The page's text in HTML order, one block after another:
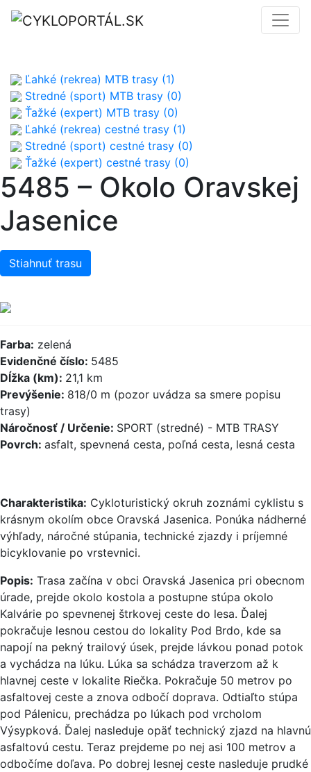
Ľahké (rekrea) MTB trasy (1)
Stredné (sport) MTB trasy (0)
Ťažké (expert) MTB trasy (0)
Ľahké (rekrea) cestné trasy (1)
Stredné (sport) cestné trasy (0)
Ťažké (expert) cestné trasy (0)
5485 – Okolo Oravskej
Jasenice
Stiahnuť trasu
Farba: zelená
Evidenčné číslo: 5485
Dĺžka (km): 21,1 km
Prevýšenie: 818/0 m (pozor uvádza sa smere popisu
trasy)
Náročnosť / Určenie: SPORT (stredné) - MTB TRASY
Povrch: asfalt, spevnená cesta, poľná cesta, lesná cesta
Charakteristika: Cykloturistický okruh zoznámi cyklistu s
krásnym okolím obce Oravská Jasenica. Ponúka nádherné
výhľady, náročné stúpania, technické zjazdy i príjemné
bicyklovanie po vrstevnici.
Popis: Trasa začína v obci Oravská Jasenica pri obecnom
úrade, prejde okolo kostola a postupne stúpa okolo
Kalvárie po spevnenej štrkovej ceste do lesa. Ďalej
pokračuje lesnou cestou do lokality Pod Brdo, kde sa
napojí na pekný trailový úsek, prejde lávkou ponad potok
a vychádza na lúku. Lúka sa schádza traverzom až k
hlavnej ceste v lokalite Riečka. Pokračuje 50 metrov po
asfaltovej ceste a znova odbočí doprava. Odtiaľto stúpa
pod Pálenicu, prechádza po lúkach pod vrcholom
Výsypková. Ďalej nasleduje opäť technický zjazd na hlavnú
asfaltovú cestu. Teraz prejdeme po nej asi 100 metrov a
odbočíme doľava. Po dobrej lesnej ceste nasleduje prudké